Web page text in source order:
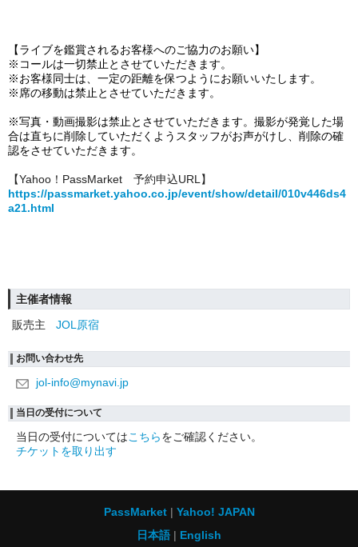
【ライブを鑑賞されるお客様へのご協力のお願い】
※コールは一切禁止とさせていただきます。
※お客様同士は、一定の距離を保つようにお願いいたします。
※席の移動は禁止とさせていただきます。
※写真・動画撮影は禁止とさせていただきます。撮影が発覚した場
合は直ちに削除していただくようスタッフがお声がけし、削除の確
認をさせていただきます。
【Yahoo！PassMarket 予約申込URL】
https://passmarket.yahoo.co.jp/event/show/detail/010v446ds4
a21.html
主催者情報
販売主
JOL原宿
お問い合わせ先
jol-info@mynavi.jp
当日の受付について
当日の受付についてはこちらをご確認ください。
チケットを取り出す
PassMarket
Yahoo! JAPAN
日本語
English